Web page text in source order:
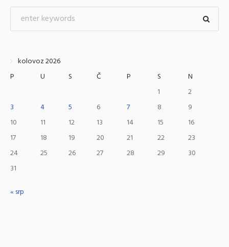
kolovoz 2026
P
U S Č P S
N
1
2
3
4 5 6 7 8
9
10
11 12 13 14 15
16
17
18 19 20 21 22
23
24
25 26 27 28 29
30
31
« srp